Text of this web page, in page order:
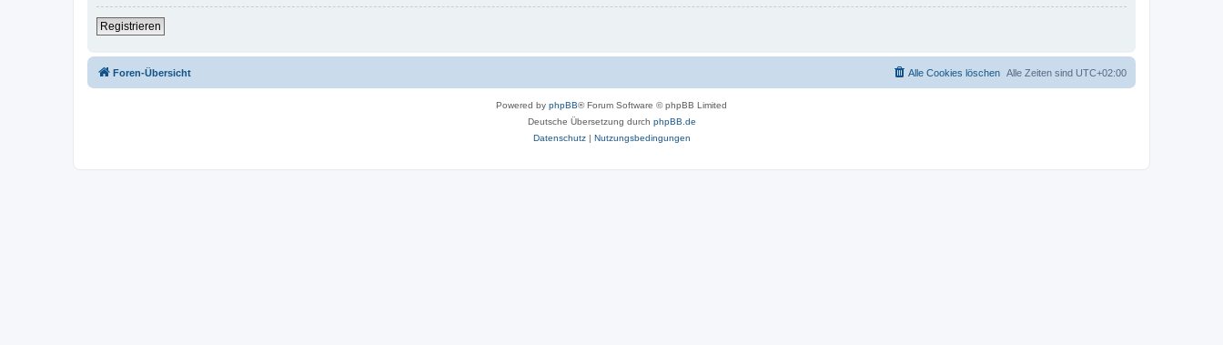
Registrieren
Foren-Übersicht Alle Zeiten sind UTC+02:00
Alle Cookies löschen
Powered by phpBB® Forum Software © phpBB Limited
Deutsche Übersetzung durch phpBB.de
Datenschutz| Nutzungsbedingungen